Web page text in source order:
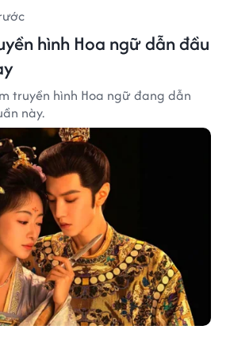
hình Hoa ngữ dẫn đầu
truyền hình Hoa ngữ đang dẫn
này.